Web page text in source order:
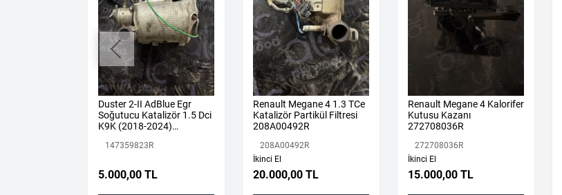
Duster 2-II AdBlue Egr
Soğutucu Katalizör 1.5 Dci
K9K (2018-2024)
Çıkma
147359823R
5.000,00 TL
Renault Megane 4 1.3 TCe
Katalizör Partikül Filtresi
208A00492R
208A00492R
İkinci El
20.000,00 TL
Renault Megane 4 Kalorifer
Kutusu Kazanı
272708036R
272708036R
İkinci El
15.000,00 TL